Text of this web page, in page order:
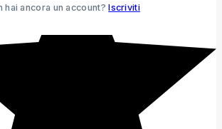
hai ancora un account?Iscriviti